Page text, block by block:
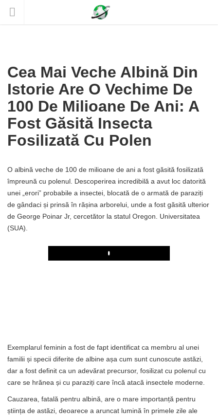
Cea Mai Veche Albină Din
Istorie Are O Vechime De
100 De Milioane De Ani: A
Fost Găsită Insecta
Fosilizată Cu Polen
O albină veche de 100 de milioane de ani a fost găsită fosilizată
împreună cu polenul. Descoperirea incredibilă a avut loc datorită
unei „erori” probabile a insectei, blocată de o armată de paraziți
de gândaci și prinsă în rășina arborelui, unde a fost găsită ulterior
de George Poinar Jr, cercetător la statul Oregon. Universitatea
(SUA).
Play
Exemplarul feminin a fost de fapt identificat ca membru al unei
familii și specii diferite de albine așa cum sunt cunoscute astăzi,
dar a fost definit ca un adevărat precursor, fosilizat cu polenul cu
care se hrănea și cu paraziți care încă atacă insectele moderne.
Cauzarea, fatală pentru albină, are o mare importanță pentru
știința de astăzi, deoarece a aruncat lumină în primele zile ale